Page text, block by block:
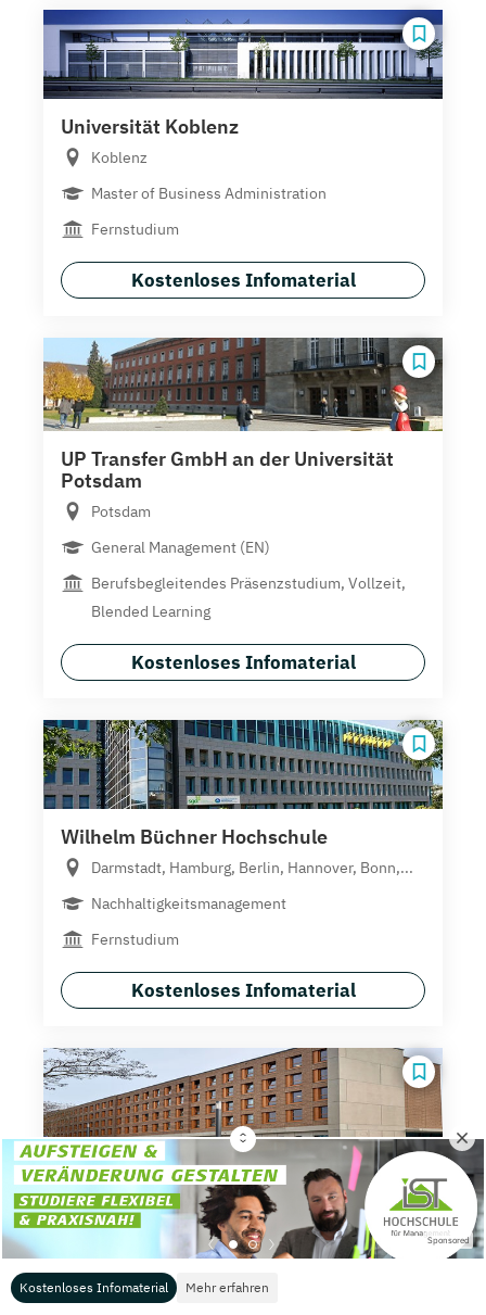
Kostenloses Infomaterial Mehr erfahren
Sponsored
Universität Koblenz
Koblenz
Master of Business Administration
Fernstudium
Kostenloses Infomaterial
UP Transfer GmbH an der Universität
Potsdam
Potsdam
General Management (EN)
Berufsbegleitendes Präsenzstudium, Vollzeit,
Blended Learning
Kostenloses Infomaterial
Wilhelm Büchner Hochschule
Darmstadt, Hamburg, Berlin, Hannover, Bonn,...
Nachhaltigkeitsmanagement
Fernstudium
Kostenloses Infomaterial
University of Cologne Business School
Köln
Berufsbegleitendes Präsenzstudium